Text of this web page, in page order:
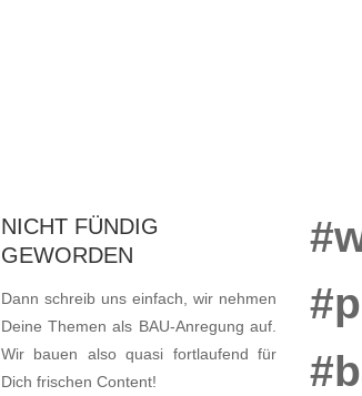
NICHT FÜNDIG
GEWORDEN
Dann schreib uns einfach, wir nehmen
Deine Themen als BAU-Anregung auf.
Wir bauen also quasi fortlaufend für
Dich frischen Content!